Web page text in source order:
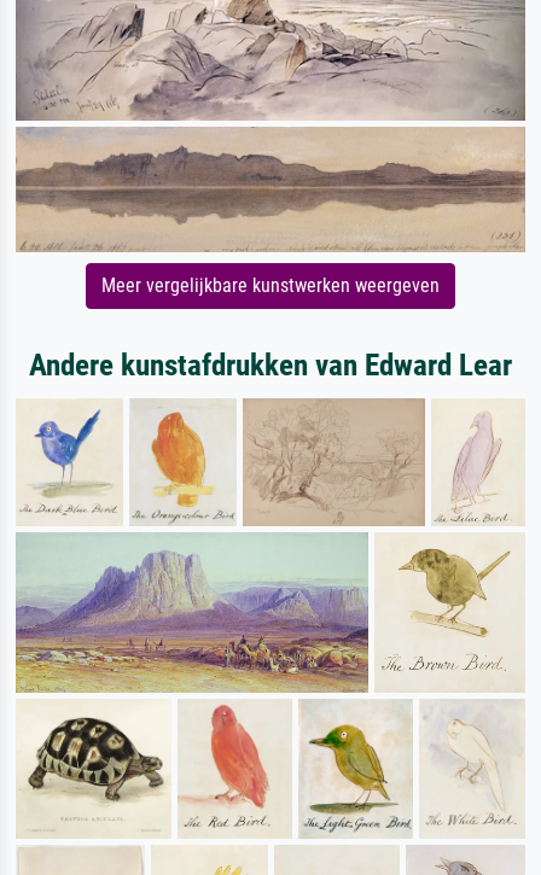
Meer vergelijkbare kunstwerken weergeven
Andere kunstafdrukken van Edward Lear